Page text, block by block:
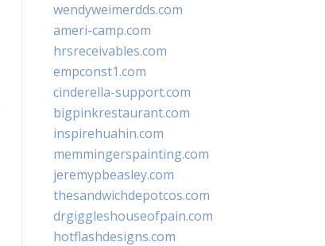
wendyweimerdds.com
ameri-camp.com
hrsreceivables.com
empconst1.com
cinderella-support.com
bigpinkrestaurant.com
inspirehuahin.com
memmingerspainting.com
jeremypbeasley.com
thesandwichdepotcos.com
drgiggleshouseofpain.com
hotflashdesigns.com